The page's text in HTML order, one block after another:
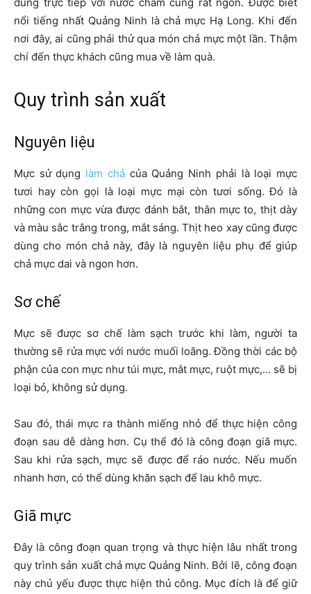
nổi tiếng nhất Quảng Ninh là chả mực Hạ Long. Khi đến
nơi đây, ai cũng phải thử qua món chả mực một lần. Thậm
chí đến thực khách cũng mua về làm quà.
Quy trình sản xuất
Nguyên liệu
Mực sử dụng làm chảcủa Quảng Ninh phải là loại mực
tươi hay còn gọi là loại mực mại còn tươi sống. Đó là
những con mực vừa được đánh bắt, thân mực to, thịt dày
và màu sắc trắng trong, mắt sáng. Thịt heo xay cũng được
dùng cho món chả này, đây là nguyên liệu phụ để giúp
chả mực dai và ngon hơn.
Sơ chế
Mực sẽ được sơ chế làm sạch trước khi làm, người ta
thường sẽ rửa mực với nước muối loãng. Đồng thời các bộ
phận của con mực như túi mực, mắt mực, ruột mực,… sẽ bị
loại bỏ, không sử dụng.
Sau đó, thái mực ra thành miếng nhỏ để thực hiện công
đoạn sau dễ dàng hơn. Cụ thể đó là công đoạn giã mực.
Sau khi rửa sạch, mực sẽ được để ráo nước. Nếu muốn
nhanh hơn, có thể dùng khăn sạch để lau khô mực.
Giã mực
Đây là công đoạn quan trọng và thực hiện lâu nhất trong
quy trình sản xuất chả mực Quảng Ninh. Bởi lẽ, công đoạn
này chủ yếu được thực hiện thủ công. Mục đích là để giữ